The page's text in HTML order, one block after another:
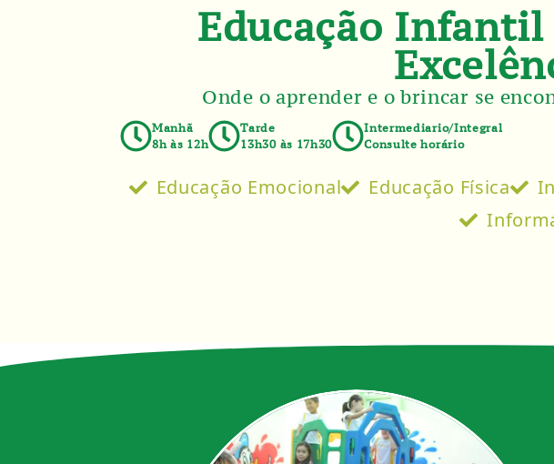
Educação Infantil
Onde o aprender e o brincar se
Manhã
8h às 12h
Tarde
13h30 às 17h30
Intermediario/Integral
Consulte horário
Educação Emocional Educação Física